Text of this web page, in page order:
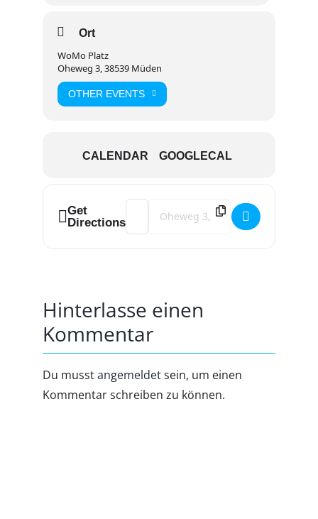
Ort
WoMo Platz
Oheweg 3, 38539 Müden
OTHER EVENTS
CALENDAR GOOGLECAL
Get
Directions
Address - Oktoberfest im Pub
Destination Address - Oktoberfest
Hinterlasse einen
Kommentar
Du musstangemeldetsein, um einen
Kommentar schreiben zu können.